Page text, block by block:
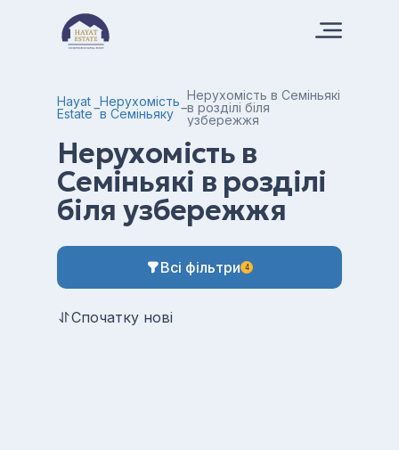
Hayat
Estate
Нерухомість
в Семіньяку
Нерухомість в Семіньякі
в розділі біля
узбережжя
Нерухомість в
Семіньякі в розділі
біля узбережжя
Всі фільтри 4
Спочатку нові